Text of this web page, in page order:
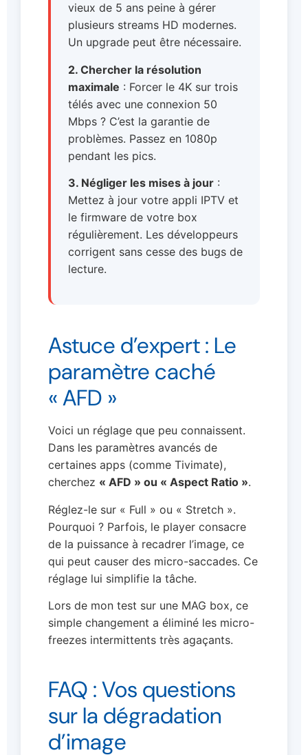
vieux de 5 ans peine à gérer
plusieurs streams HD modernes.
Un upgrade peut être nécessaire.
2. Chercher la résolution
maximale : Forcer le 4K sur trois
télés avec une connexion 50
Mbps ? C’est la garantie de
problèmes. Passez en 1080p
pendant les pics.
3. Négliger les mises à jour :
Mettez à jour votre appli IPTV et
le firmware de votre box
régulièrement. Les développeurs
corrigent sans cesse des bugs de
lecture.
Astuce d’expert : Le
paramètre caché
« AFD »
Voici un réglage que peu connaissent.
Dans les paramètres avancés de
certaines apps (comme Tivimate),
cherchez « AFD » ou « Aspect Ratio ».
Réglez-le sur « Full » ou « Stretch ».
Pourquoi ? Parfois, le player consacre
de la puissance à recadrer l’image, ce
qui peut causer des micro-saccades. Ce
réglage lui simplifie la tâche.
Lors de mon test sur une MAG box, ce
simple changement a éliminé les micro-
freezes intermittents très agaçants.
FAQ : Vos questions
sur la dégradation
d’image